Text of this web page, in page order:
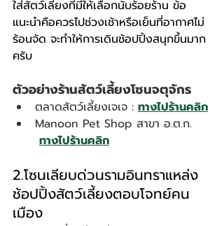
ใส่สัตว์เลี้ยงที่มีให้เลือกนับร้อยร้าน ข้อ
แนะนำคือควรไปช่วงเช้าหรือเย็นที่อากาศไม่
ร้อนจัด จะทำให้การเดินช้อปปิ้งสนุกขึ้นมาก
ครับ
ตัวอย่างร้านสัตว์เลี้ยงโซนจตุจักร
ตลาดสัตว์เลี้ยงเจเจ : ทางไปร้านคลิก
Manoon Pet Shop สาขา อ.ต.ก.
ทางไปร้านคลิก
2.โซนเลียบด่วนรามอินทราแหล่ง
ช้อปปิ้งสัตว์เลี้ยงตอบโจทย์คน
เมือง